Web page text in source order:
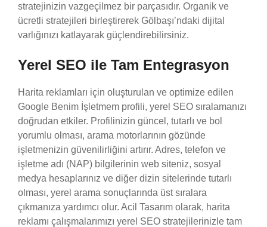
stratejinizin vazgeçilmez bir parçasıdır. Organik ve
ücretli stratejileri birleştirerek Gölbaşı’ndaki dijital
varlığınızı katlayarak güçlendirebilirsiniz.
Yerel SEO ile Tam Entegrasyon
Harita reklamları için oluşturulan ve optimize edilen
Google Benim İşletmem profili, yerel SEO sıralamanızı
doğrudan etkiler. Profilinizin güncel, tutarlı ve bol
yorumlu olması, arama motorlarının gözünde
işletmenizin güvenilirliğini artırır. Adres, telefon ve
işletme adı (NAP) bilgilerinin web siteniz, sosyal
medya hesaplarınız ve diğer dizin sitelerinde tutarlı
olması, yerel arama sonuçlarında üst sıralara
çıkmanıza yardımcı olur. Acil Tasarım olarak, harita
reklamı çalışmalarımızı yerel SEO stratejilerinizle tam